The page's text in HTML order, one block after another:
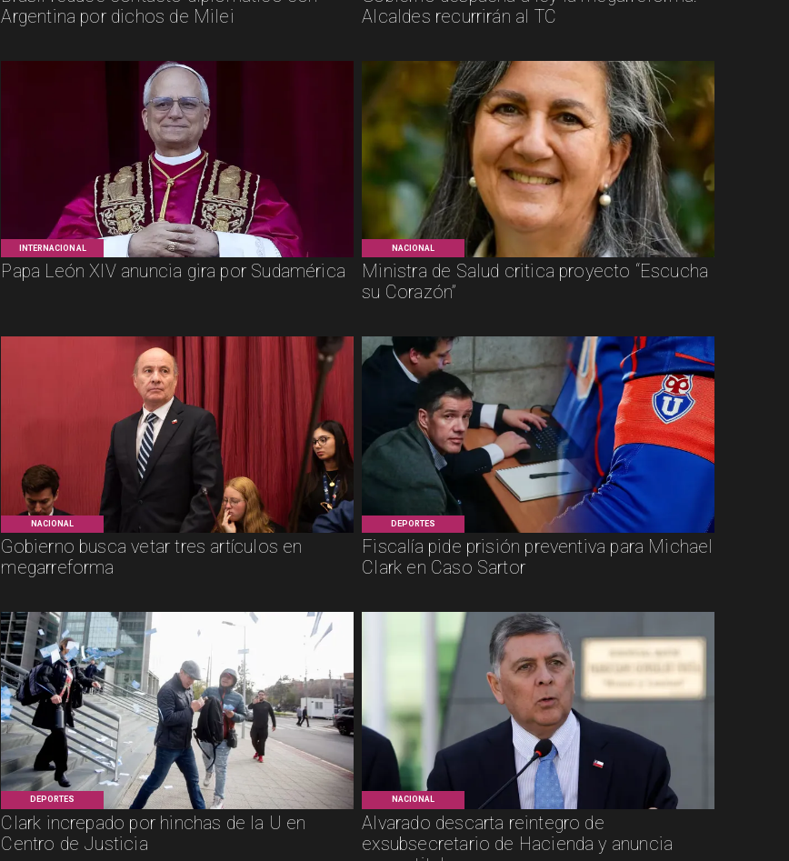
Argentina por dichos de Milei
Alcaldes recurrirán al TC
INTERNACIONAL
Papa León XIV anuncia gira por Sudamérica
NACIONAL
Ministra de Salud critica proyecto “Escucha
su Corazón”
NACIONAL
Gobierno busca vetar tres artículos en
megarreforma
DEPORTES
Fiscalía pide prisión preventiva para Michael
Clark en Caso Sartor
DEPORTES
Clark increpado por hinchas de la U en
Centro de Justicia
NACIONAL
Alvarado descarta reintegro de
exsubsecretario de Hacienda y anuncia